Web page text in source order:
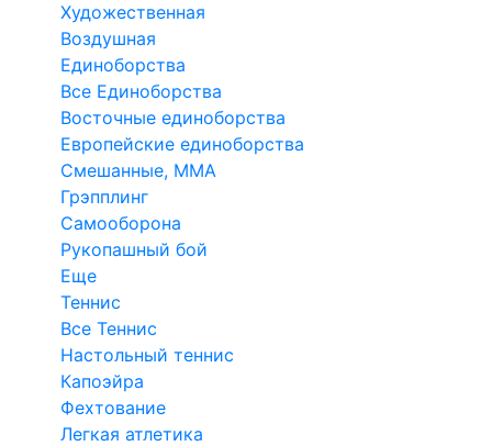
Художественная
Воздушная
Единоборства
Все Единоборства
Восточные единоборства
Европейские единоборства
Смешанные, ММА
Грэпплинг
Самооборона
Рукопашный бой
Еще
Теннис
Все Теннис
Настольный теннис
Капоэйра
Фехтование
Легкая атлетика